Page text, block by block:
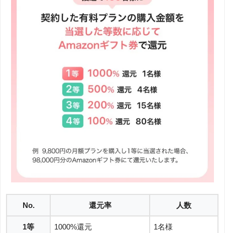
No. 還元率 人数
1等 1000%還元 1名様